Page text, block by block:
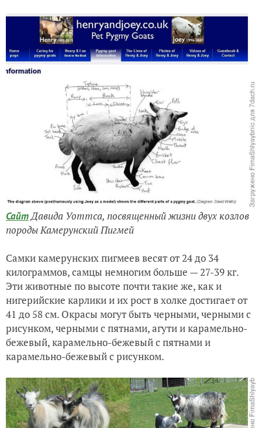
СайтДавида Уоттса, посвященный жизни двух козлов
породы Камерунский Пигмей
Самки камерунских пигмеев весят от 24 до 34
килограммов, самцы немногим больше — 27-39 кг.
Эти животные по высоте почти такие же, как и
нигерийские карлики и их рост в холке достигает от
41 до 58 см. Окрасы могут быть черными, черными с
рисунком, черными с пятнами, агути и карамельно-
бежевый, карамельно-бежевый с пятнами и
карамельно-бежевый с рисунком.